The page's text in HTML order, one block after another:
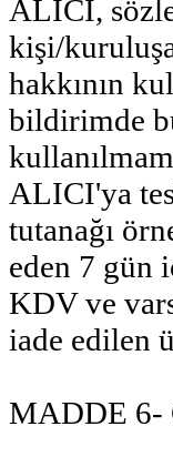
ALICI,
kişi/
hakkının
bildirimde
ALICI'ya
tutanağı
eden 7 gün
KDV ve
iade edilen
MADDE